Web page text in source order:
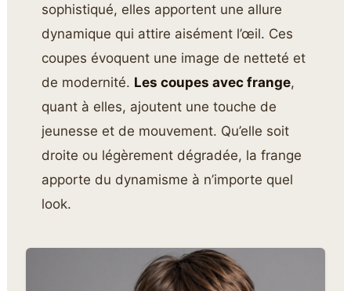
sophistiqué, elles apportent une allure
dynamique qui attire aisément l’œil. Ces
coupes évoquent une image de netteté et
de modernité. Les coupes avec frange,
quant à elles, ajoutent une touche de
jeunesse et de mouvement. Qu’elle soit
droite ou légèrement dégradée, la frange
apporte du dynamisme à n’importe quel
look.